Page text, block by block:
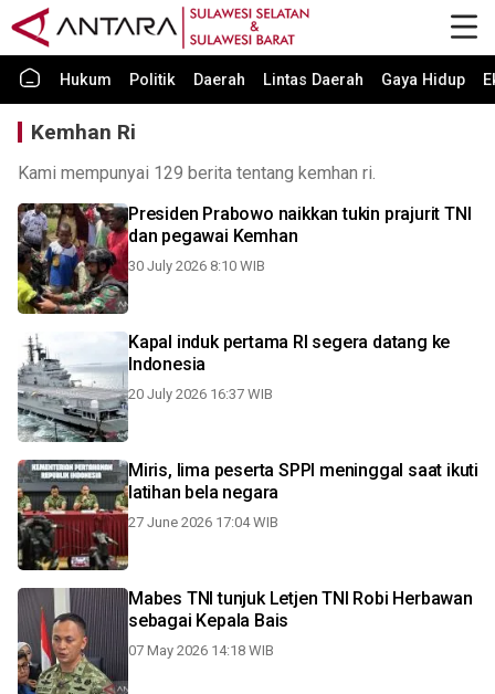
Hukum Politik Daerah Lintas Daerah Gaya Hidup
Kemhan Ri
Kami mempunyai 129 berita tentang kemhan ri.
Presiden Prabowo naikkan tukin prajurit TNI
dan pegawai Kemhan
30 July 2026 8:10 WIB
Kapal induk pertama RI segera datang ke
Indonesia
20 July 2026 16:37 WIB
Miris, lima peserta SPPI meninggal saat ikuti
latihan bela negara
27 June 2026 17:04 WIB
Mabes TNI tunjuk Letjen TNI Robi Herbawan
sebagai Kepala Bais
07 May 2026 14:18 WIB